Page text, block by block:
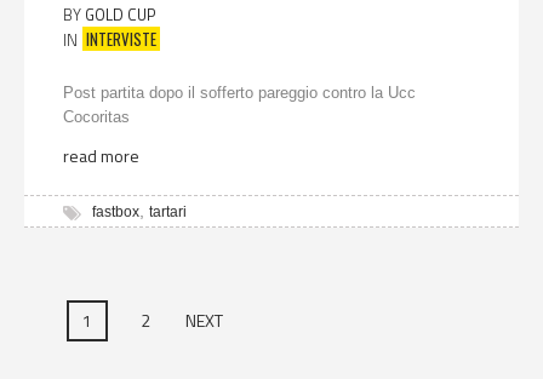
BY GOLD CUP
IN INTERVISTE
Post partita dopo il sofferto pareggio contro la Ucc
Cocoritas
read more
fastbox, tartari
1 2 NEXT